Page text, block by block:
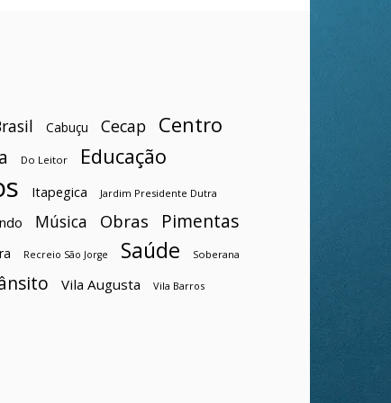
Cabuçu Cecap Centro
Do Leitor Educação
Itapegica Jardim Presidente Dutra
Música Obras Pimentas
Recreio São Jorge Saúde Soberana
Vila Augusta Vila Barros